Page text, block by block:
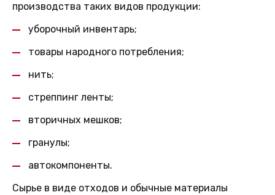
производства таких видов продукции:
уборочный инвентарь;
товары народного потребления;
нить;
стреппинг ленты;
вторичных мешков;
гранулы;
автокомпоненты.
Сырье в виде отходов и обычные материалы